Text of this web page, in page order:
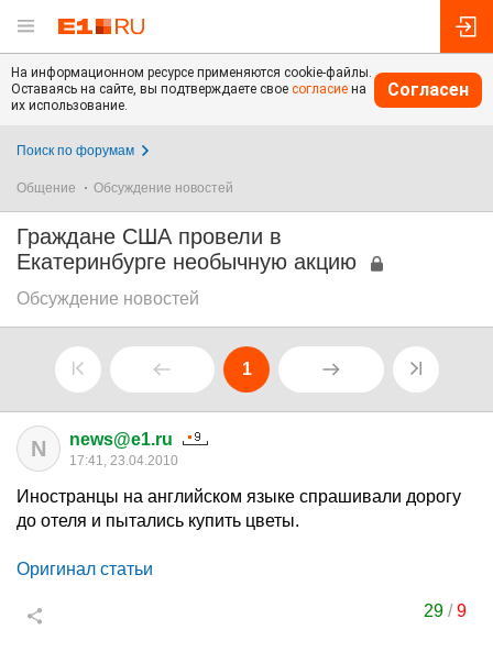
На информационном ресурсе применяются cookie-файлы.
Оставаясь на сайте, вы подтверждаете свое согласие на
их использование.
Согласен
Поиск по форумам
Общение Обсуждение новостей
Граждане США провели в
Екатеринбурге необычную акцию
Обсуждение новостей
1
N news@e1.ru
17:41, 23.04.2010
Иностранцы на английском языке спрашивали дорогу
до отеля и пытались купить цветы.
Оригинал статьи
29 /9